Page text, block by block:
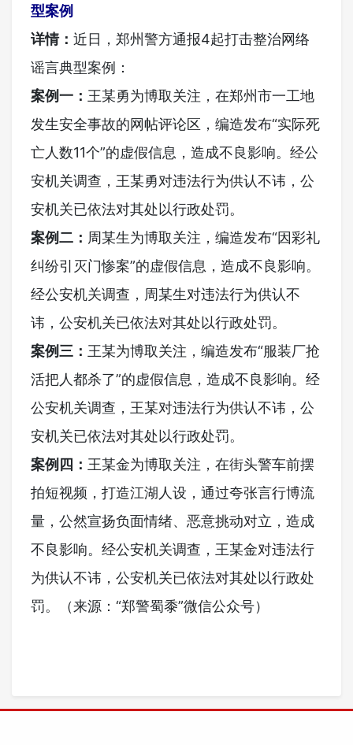
型案例
详情： 近日，郑州警方通报4起打击整治网络
谣言典型案例：
案例一： 王某勇为博取关注，在郑州市一工地
发生安全事故的网帖评论区，编造发布“实际死
亡人数11个”的虚假信息，造成不良影响。经公
安机关调查，王某勇对违法行为供认不讳，公
安机关已依法对其处以行政处罚。
案例二： 周某生为博取关注，编造发布“因彩礼
纠纷引灭门惨案”的虚假信息，造成不良影响。
经公安机关调查，周某生对违法行为供认不
讳，公安机关已依法对其处以行政处罚。
案例三： 王某为博取关注，编造发布“服装厂抢
活把人都杀了”的虚假信息，造成不良影响。经
公安机关调查，王某对违法行为供认不讳，公
安机关已依法对其处以行政处罚。
案例四： 王某金为博取关注，在街头警车前摆
拍短视频，打造江湖人设，通过夸张言行博流
量，公然宣扬负面情绪、恶意挑动对立，造成
不良影响。经公安机关调查，王某金对违法行
为供认不讳，公安机关已依法对其处以行政处
罚。（来源：“郑警蜀黍”微信公众号）